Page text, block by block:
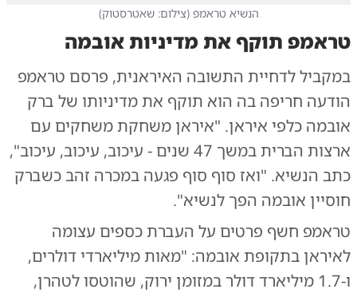
הנשיא טראמפ (צילום: שאטרסטוק)
טראמפ תוקף את מדיניות אובמה
במקביל לדחיית התשובה האיראנית, פרסם טראמפ
הודעה חריפה בה הוא תוקף את מדיניותו של ברק
אובמה כלפי איראן. "איראן משחקת משחקים עם
ארצות הברית במשך 47 שנים - עיכוב, עיכוב, עיכוב",
כתב הנשיא. "ואז סוף סוף פגעה במכרה זהב כשברק
חוסיין אובמה הפך לנשיא".
טראמפ חשף פרטים על העברת כספים עצומה
לאיראן בתקופת אובמה: "מאות מיליארדי דולרים,
ו-1.7 מיליארד דולר במזומן ירוק, שהוטסו לטהרן,